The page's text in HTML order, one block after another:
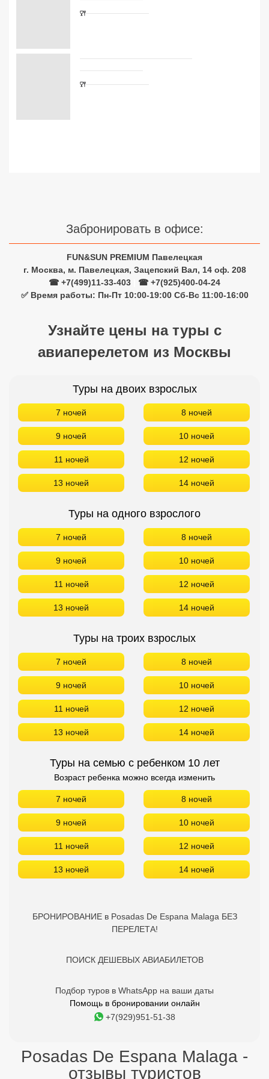
Забронировать в офисе:
FUN&SUN PREMIUM Павелецкая
г. Москва, м. Павелецкая, Зацепский Вал, 14 оф. 208
☎ +7(499)11-33-403
☎ +7(925)400-04-24
✅ Время работы: Пн-Пт 10:00-19:00 Сб-Вс 11:00-16:00
Узнайте цены на туры с
авиаперелетом из Москвы
Туры на двоих взрослых
7 ночей 8 ночей
9 ночей 10 ночей
11 ночей 12 ночей
13 ночей 14 ночей
Туры на одного взрослого
7 ночей 8 ночей
9 ночей 10 ночей
11 ночей 12 ночей
13 ночей 14 ночей
Туры на троих взрослых
7 ночей 8 ночей
9 ночей 10 ночей
11 ночей 12 ночей
13 ночей 14 ночей
Туры на семью с ребенком 10 лет
Возраст ребенка можно всегда изменить
7 ночей 8 ночей
9 ночей 10 ночей
11 ночей 12 ночей
13 ночей 14 ночей
БРОНИРОВАНИЕ в Posadas De Espana Malaga БЕЗ
ПЕРЕЛЕТА!
ПОИСК ДЕШЕВЫХ АВИАБИЛЕТОВ
Подбор туров в WhatsApp на ваши даты
Помощь в бронировании онлайн
+7(929)951-51-38
Posadas De Espana Malaga -
отзывы туристов
Сетевые отели Турции
Сетевые отели ОАЭ
Сетевые отели Таиланда
Сетевые отели Шри Ланки
Сетевые отели Сейшел
Сетевые отели Маврикия